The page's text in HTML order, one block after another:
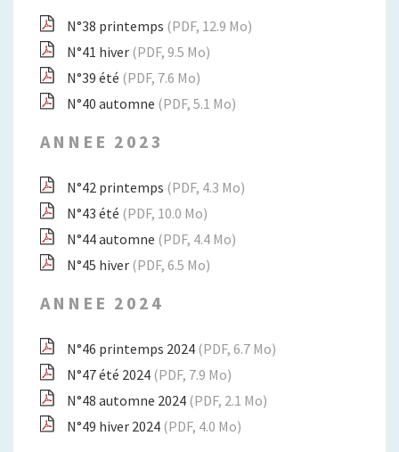
N°38 printemps (PDF, 12.9 Mo)
N°41 hiver (PDF, 9.5 Mo)
N°39 été (PDF, 7.6 Mo)
N°40 automne (PDF, 5.1 Mo)
ANNEE 2023
N°42 printemps (PDF, 4.3 Mo)
N°43 été (PDF, 10.0 Mo)
N°44 automne (PDF, 4.4 Mo)
N°45 hiver (PDF, 6.5 Mo)
ANNEE 2024
N°46 printemps 2024 (PDF, 6.7 Mo)
N°47 été 2024 (PDF, 7.9 Mo)
N°48 automne 2024 (PDF, 2.1 Mo)
N°49 hiver 2024 (PDF, 4.0 Mo)